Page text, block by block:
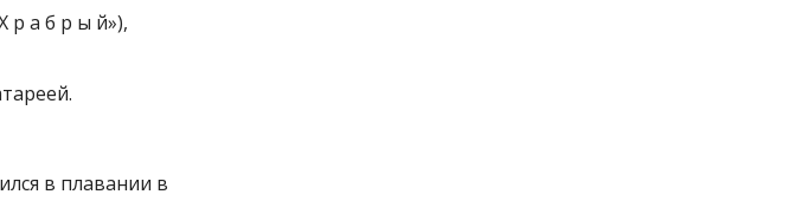
а б р ы й»),
в плавании в